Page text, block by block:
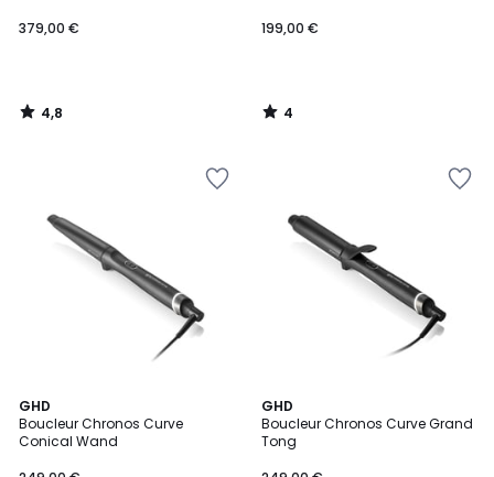
379,00 €
4,8
/
199,00 €
4
/
GHD
Boucleur Chronos Curve
Conical Wand
4,8
/ 5
GHD
Boucleur Chronos Curve Grand
Tong
4,4
/ 5